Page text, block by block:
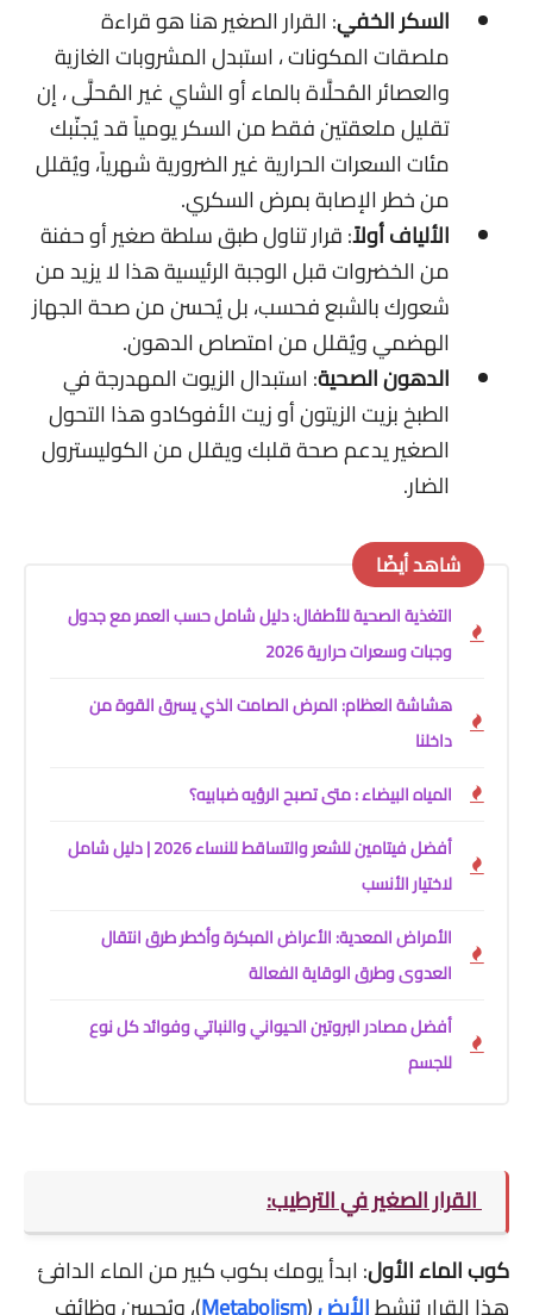
السكر الخفي: القرار الصغير هنا هو قراءة
ملصقات المكونات ، استبدل المشروبات الغازية
والعصائر المُحلَّاة بالماء أو الشاي غير المُحلَّى ، إن
تقليل ملعقتين فقط من السكر يومياً قد يُجنّبك
مئات السعرات الحرارية غير الضرورية شهرياً، ويُقلل
من خطر الإصابة بمرض السكري.
الألياف أولاً: قرار تناول طبق سلطة صغير أو حفنة
من الخضروات قبل الوجبة الرئيسية هذا لا يزيد من
شعورك بالشبع فحسب، بل يُحسن من صحة الجهاز
الهضمي ويُقلل من امتصاص الدهون.
الدهون الصحية: استبدال الزيوت المهدرجة في
الطبخ بزيت الزيتون أو زيت الأفوكادو هذا التحول
الصغير يدعم صحة قلبك ويقلل من الكوليسترول
الضار.
شاهد أيضًا
التغذية الصحية للأطفال: دليل شامل حسب العمر مع جدول
وجبات وسعرات حرارية 2026
هشاشة العظام: المرض الصامت الذي يسرق القوة من
داخلنا
المياه البيضاء : متى تصبح الرؤيه ضبابيه؟
أفضل فيتامين للشعر والتساقط للنساء 2026 | دليل شامل
لاختيار الأنسب
الأمراض المعدية: الأعراض المبكرة وأخطر طرق انتقال
العدوى وطرق الوقاية الفعالة
أفضل مصادر البروتين الحيواني والنباتي وفوائد كل نوع
للجسم
القرار الصغير في الترطيب:
كوب الماء الأول: ابدأ يومك بكوب كبير من الماء الدافئ